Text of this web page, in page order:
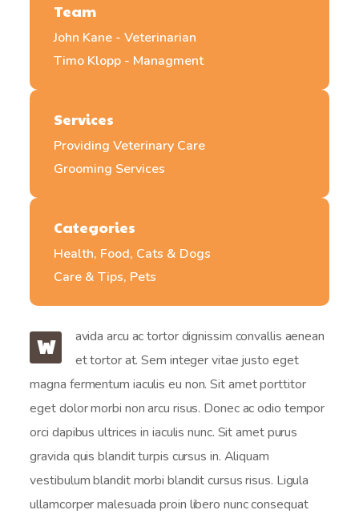
Team
John Kane - Veterinarian
Timo Klopp - Managment
Services
Providing Veterinary Care
Grooming Services
Categories
Health, Food, Cats & Dogs
Care & Tips, Pets
W
avida arcu ac tortor dignissim convallis aenean
et tortor at. Sem integer vitae justo eget
magna fermentum iaculis eu non. Sit amet porttitor
eget dolor morbi non arcu risus. Donec ac odio tempor
orci dapibus ultrices in iaculis nunc. Sit amet purus
gravida quis blandit turpis cursus in. Aliquam
vestibulum blandit morbi blandit cursus risus. Ligula
ullamcorper malesuada proin libero nunc consequat